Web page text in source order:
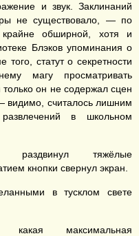
и звук. Заклинаний
не существовало, — по
обширной, хотя и
Блэков упоминания о
статут о секретности
магу просматривать
он не содержал сцен
видимо, считалось лишним
в школьном
раздвинул тяжёлые
кнопки свернул экран.
в тусклом свете
максимальная